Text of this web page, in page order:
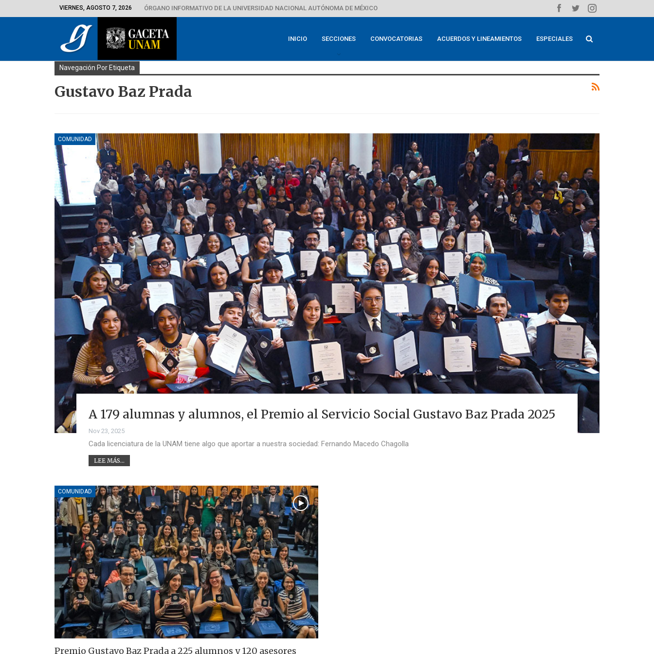
VIERNES, AGOSTO 7, 2026 ÓRGANO INFORMATIVO DE LA UNIVERSIDAD NACIONAL AUTÓNOMA DE MÉXICO
INICIO SECCIONES CONVOCATORIAS ACUERDOS Y LINEAMIENTOS ESPECIALES
Navegación Por Etiqueta
Gustavo Baz Prada
COMUNIDAD
A 179 alumnas y alumnos, el Premio al Servicio Social Gustavo Baz Prada 2025
Nov 23, 2025
Cada licenciatura de la UNAM tiene algo que aportar a nuestra sociedad: Fernando Macedo Chagolla
LEE MÁS...
COMUNIDAD
Premio Gustavo Baz Prada a 225 alumnos y 120 asesores